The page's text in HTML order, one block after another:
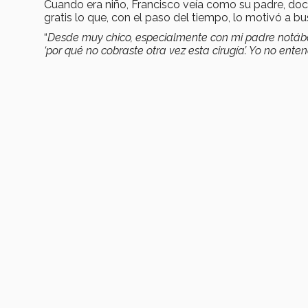
Cuando era niño, Francisco veía como su padre,
gratis lo que, con el paso del tiempo, lo motivó a
“Desde muy chico, especialmente con mi padre
‘por qué no cobraste otra vez esta cirugía’. Yo no